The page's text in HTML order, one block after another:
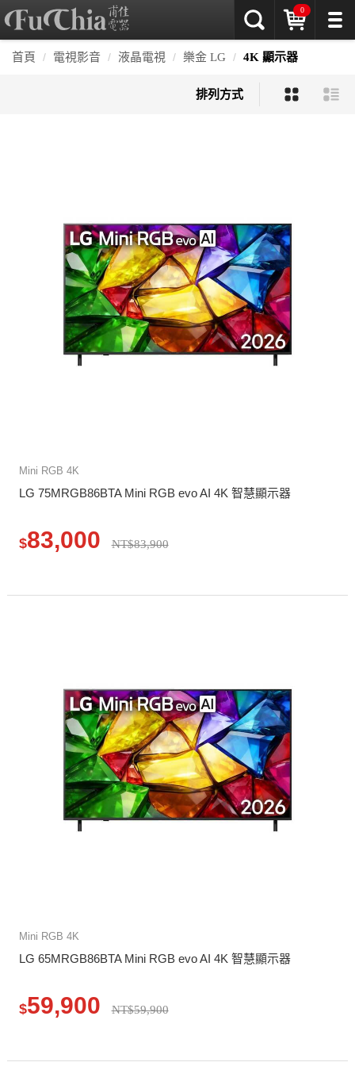
0
首頁 電視影音 液晶電視 樂金 LG 4K 顯示器
排列方式
Mini RGB 4K
LG 75MRGB86BTA Mini RGB evo AI 4K 智慧顯示器
$83,000 NT$83,900
Mini RGB 4K
LG 65MRGB86BTA Mini RGB evo AI 4K 智慧顯示器
$59,900 NT$59,900